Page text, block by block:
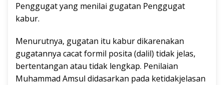
Penggugat yang menilai gugatan Penggugat
kabur.
Menurutnya, gugatan itu kabur dikarenakan
gugatannya cacat formil posita (dalil) tidak jelas,
bertentangan atau tidak lengkap. Penilaian
Muhammad Amsul didasarkan pada ketidakjelasan